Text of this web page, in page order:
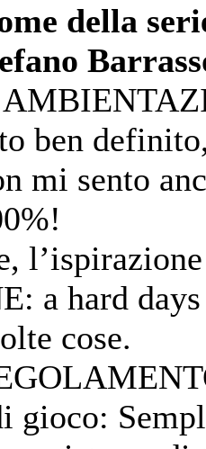
della
ben
mi sento
a hard
cose.
gioco: